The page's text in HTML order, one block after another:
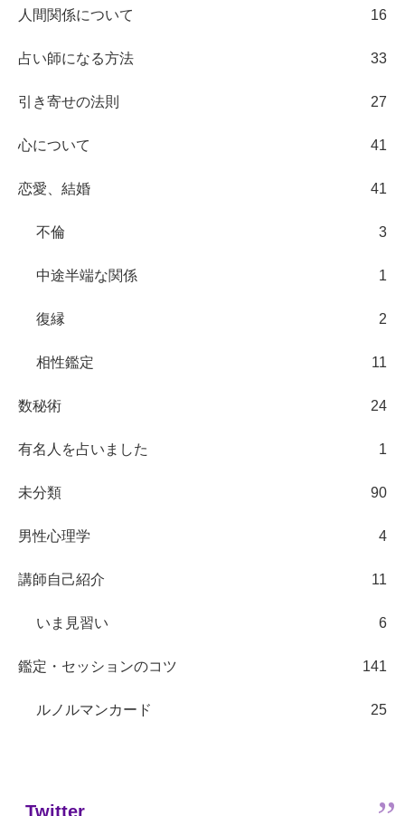
人間関係について 16
占い師になる方法 33
引き寄せの法則 27
心について 41
恋愛、結婚 41
不倫 3
中途半端な関係 1
復縁 2
相性鑑定 11
数秘術 24
有名人を占いました 1
未分類 90
男性心理学 4
講師自己紹介 11
いま見習い 6
鑑定・セッションのコツ 141
ルノルマンカード 25
Twitter